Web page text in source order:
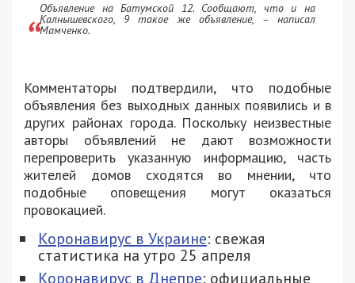
Объявление на Батумской 12. Сообщают, что и на
Калнышевского, 9 такое же объявление, – написал
Мамченко.
Комментаторы подтвердили, что подобные
объявления без выходных данных появились и в
других районах города. Поскольку неизвестные
авторы объявлений не дают возможности
перепроверить указанную информацию, часть
жителей домов сходятся во мнении, что
подобные оповещения могут оказаться
провокацией.
Коронавирус в Украине: свежая
статистика на утро 25 апреля
Коронавирус в Днепре: официальные